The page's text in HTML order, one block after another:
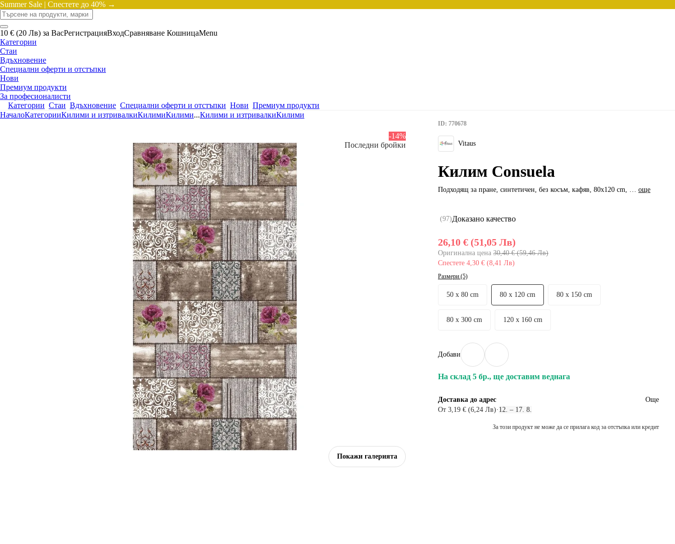
Summer Sale | Спестете до 40% →
10 € (20 Лв) за ВасРегистрацияВходСравняване КошницаMenu
Категории
Стаи
Вдъхновение
Специални оферти и отстъпки
Нови
Премиум продукти
За професионалисти
Категории Стаи Вдъхновение Специални оферти и отстъпки Нови Премиум продукти
НачалоКатегорииКилими и изтривалкиКилимиКилими...Килими и изтривалкиКилими
Покажи галерията
-14%
Последни бройки
ID: 770678
Vitaus
Килим Consuela
Подходящ за пране, синтетичен, без косъм, кафяв, 80x120 cm, … още
(97)Доказано качество
26,10 € (51,05 Лв)
Оригинална цена 30,40 € (59,46 Лв)
Спестете 4,30 € (8,41 Лв)
Размери (5)
50 x 80 cm 80 x 120 cm 80 x 150 cm
80 x 300 cm 120 x 160 cm
Добави
На склад 5 бр., ще доставим веднага
Доставка до адрес
От 3,19 € (6,24 Лв)· 12. – 17. 8.
Още
За този продукт не може да се прилага код за отстъпка или кредит